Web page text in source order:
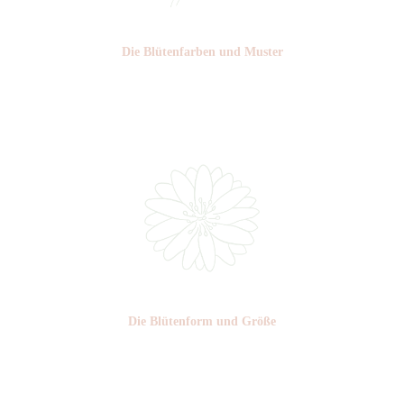
Die Blüten­farben und Muster
Die Blüten­form und Größe